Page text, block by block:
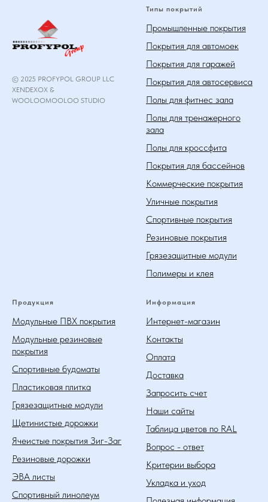
© 2025 PROFYPOL GROUP LLC
XENDEXOX &
WOOLOOMOOLOO STUDIO
Типы покрытий
Промышленные покрытия
Покрытия для автомоек
Покрытия для гаражей
Покрытия для автосервиса
Полы для фитнес зала
Полы для тренажерного
зала
Полы для кроссфита
Покрытия для бассейнов
Коммерческие покрытия
Уличные покрытия
Спортивные покрытия
Резиновые покрытия
Грязезащитные модули
Полимеры и клея
Продукция
Модульные ПВХ покрытия
Модульные резиновые
покрытия
Спортивные будоматы
Пластиковая плитка
Грязезащитные модули
Щетинистые дорожки
Ячеистые покрытия Зиг-Заг
Резиновые дорожки
ЭВА листы
Спортивный линолеум
Информация
Интернет-магазин
Контакты
Оплата
Доставка
Запросить счет
Наши сайты
Таблица цветов по RAL
Вопрос - ответ
Критерии выбора
Укладка и уход